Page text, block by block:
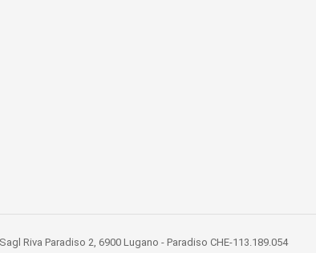
Riva Paradiso 2, 6900 Lugano - Paradiso CHE-113.189.054